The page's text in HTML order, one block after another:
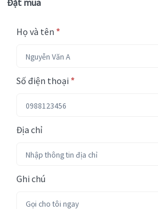
Đặt mua
Họ và tên *
Số điện thoại *
Địa chỉ
Ghi chú